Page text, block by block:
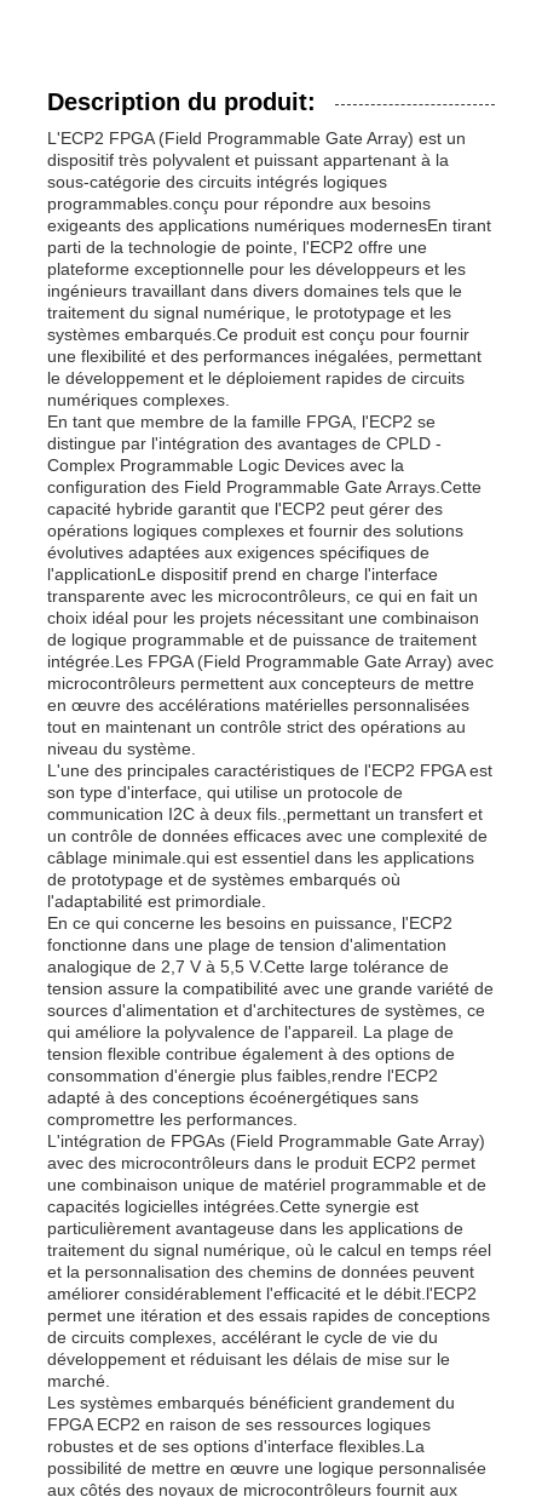
Accueil
Produits
Vidéos
À propos de nous
Visite de l'usine
Contrôle qualité
Contactez-nous
Nouvelles
Cas
Array de porte programmable sur le champ FPGA
Description du produit:
L'ECP2 FPGA (Field Programmable Gate Array) est un
dispositif très polyvalent et puissant appartenant à la
sous-catégorie des circuits intégrés logiques
programmables.conçu pour répondre aux besoins
exigeants des applications numériques modernesEn tirant
parti de la technologie de pointe, l'ECP2 offre une
plateforme exceptionnelle pour les développeurs et les
ingénieurs travaillant dans divers domaines tels que le
traitement du signal numérique, le prototypage et les
systèmes embarqués.Ce produit est conçu pour fournir
une flexibilité et des performances inégalées, permettant
le développement et le déploiement rapides de circuits
numériques complexes.
En tant que membre de la famille FPGA, l'ECP2 se
distingue par l'intégration des avantages de CPLD -
Complex Programmable Logic Devices avec la
configuration des Field Programmable Gate Arrays.Cette
capacité hybride garantit que l'ECP2 peut gérer des
opérations logiques complexes et fournir des solutions
évolutives adaptées aux exigences spécifiques de
l'applicationLe dispositif prend en charge l'interface
transparente avec les microcontrôleurs, ce qui en fait un
choix idéal pour les projets nécessitant une combinaison
de logique programmable et de puissance de traitement
intégrée.Les FPGA (Field Programmable Gate Array) avec
microcontrôleurs permettent aux concepteurs de mettre
en œuvre des accélérations matérielles personnalisées
tout en maintenant un contrôle strict des opérations au
niveau du système.
L'une des principales caractéristiques de l'ECP2 FPGA est
son type d'interface, qui utilise un protocole de
communication I2C à deux fils.,permettant un transfert et
un contrôle de données efficaces avec une complexité de
câblage minimale.qui est essentiel dans les applications
de prototypage et de systèmes embarqués où
l'adaptabilité est primordiale.
En ce qui concerne les besoins en puissance, l'ECP2
fonctionne dans une plage de tension d'alimentation
analogique de 2,7 V à 5,5 V.Cette large tolérance de
tension assure la compatibilité avec une grande variété de
sources d'alimentation et d'architectures de systèmes, ce
qui améliore la polyvalence de l'appareil. La plage de
tension flexible contribue également à des options de
consommation d'énergie plus faibles,rendre l'ECP2
adapté à des conceptions écoénergétiques sans
compromettre les performances.
L'intégration de FPGAs (Field Programmable Gate Array)
avec des microcontrôleurs dans le produit ECP2 permet
une combinaison unique de matériel programmable et de
capacités logicielles intégrées.Cette synergie est
particulièrement avantageuse dans les applications de
traitement du signal numérique, où le calcul en temps réel
et la personnalisation des chemins de données peuvent
améliorer considérablement l'efficacité et le débit.l'ECP2
permet une itération et des essais rapides de conceptions
de circuits complexes, accélérant le cycle de vie du
développement et réduisant les délais de mise sur le
marché.
Les systèmes embarqués bénéficient grandement du
FPGA ECP2 en raison de ses ressources logiques
robustes et de ses options d'interface flexibles.La
possibilité de mettre en œuvre une logique personnalisée
aux côtés des noyaux de microcontrôleurs fournit aux